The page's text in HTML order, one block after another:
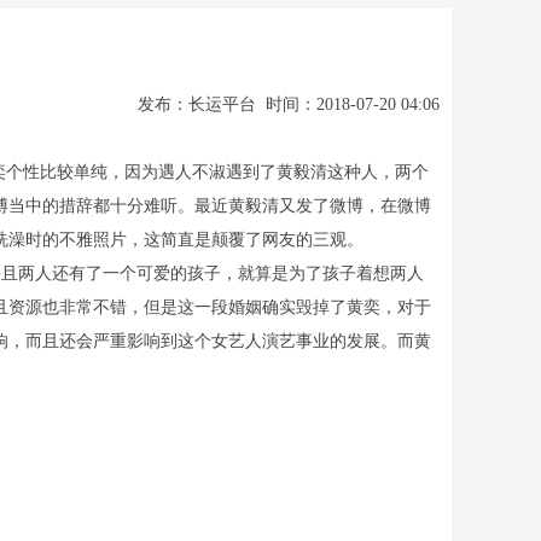
发布：长运平台 时间：2018-07-20 04:06
性比较单纯，因为遇人不淑遇到了黄毅清这种人，两个
中的措辞都十分难听。最近黄毅清又发了微博，在微博
时的不雅照片，这简直是颠覆了网友的三观。
人还有了一个可爱的孩子，就算是为了孩子着想两人
源也非常不错，但是这一段婚姻确实毁掉了黄奕，对于
而且还会严重影响到这个女艺人演艺事业的发展。而黄